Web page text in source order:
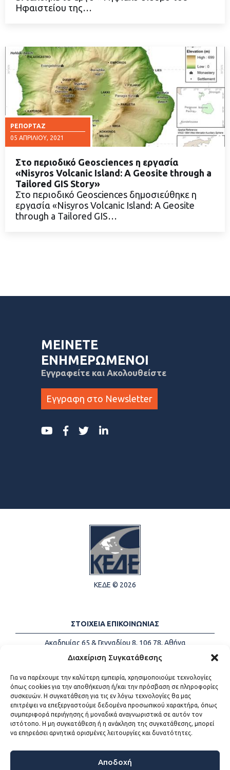
Διαχείριση Συγκατάθεσης
Για να παρέχουμε την καλύτερη εμπειρία, χρησιμοποιούμε τεχνολογίες
όπως cookies για την αποθήκευση ή/και την πρόσβαση σε πληροφορίες
συσκευών. Η συγκατάθεση για τις εν λόγω τεχνολογίες θα μας
επιτρέψει να επεξεργαστούμε δεδομένα προσωπικού χαρακτήρα, όπως
συμπεριφορά περιήγησης ή μοναδικά αναγνωριστικά σε αυτόν τον
ιστότοπο. Η μη συγκατάθεση ή η ανάκληση της συγκατάθεσης, μπορεί
να επηρεάσει αρνητικά ορισμένες λειτουργίες και δυνατότητες.
Αποδοχή
Ηφαιστείου της…
ΡΕΠΟΡΤΆΖ
05 ΑΠΡΙΛΊΟΥ, 2021
ΔΙΑΒΑΣΤΕ ΠΕΡΙΣΣΟΤΕΡΑ
Στο περιοδικό Geosciences η εργασία
«Nisyros Volcanic Island: A Geosite through a
Tailored GIS Story»
Στο περιοδικό Geosciences δημοσιεύθηκε η
εργασία «Nisyros Volcanic Island: A Geosite
through a Tailored GIS…
ΜΕΙΝΕΤΕ
ΕΝΗΜΕΡΩΜΕΝΟΙ
Εγγραφείτε και Ακολουθείστε
Εγγραφη στο Newsletter
ΚΕΔΕ © 2026
ΣΤΟΙΧΕΙΑ ΕΠΙΚΟΙΝΩΝΙΑΣ
Ακαδημίας 65 & Γενναδίου 8, 106 78, Αθήνα
Τηλέφωνα:
+30 213-2147500
Email:
info@kede.gr
ΧΡΗΣΙΜΟΙ ΣΥΝΔΕΣΜΟΙ
Η ΚΕΔΕ
Sitemap
Προσβασιμότητα